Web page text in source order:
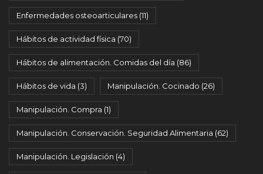
Enfermedades osteoarticulares (11)
Hábitos de actividad física (70)
Hábitos de alimentación. Comidas del día (86)
Hábitos de vida (3) Manipulación. Cocinado (26)
Manipulación. Compra (1)
Manipulación. Conservación. Seguridad Alimentaria (62)
Manipulación. Legislación (4)